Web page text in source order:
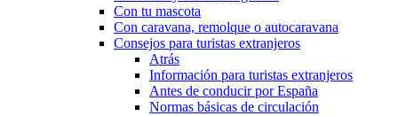
Con tu mascota
Con caravana, remolque o autocaravana
Consejos para turistas extranjeros
Atrás
Información para turistas extranjeros
Antes de conducir por España
Normas básicas de circulación